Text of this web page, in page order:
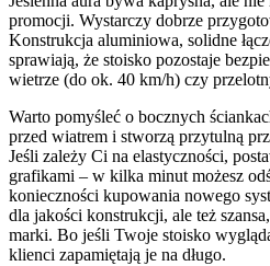
promocji. Wystarczy dobrze
Konstrukcja aluminiowa, solidne
sprawiają, że stoisko pozostaje
wietrze (do ok. 40 km/h) czy
Warto pomyśleć o bocznych
przed wiatrem i stworzą przytulną
Jeśli zależy Ci na elastyczności,
grafikami – w kilka minut możesz
konieczności kupowania nowego
dla jakości konstrukcji, ale też
marki. Bo jeśli Twoje stoisko
klienci zapamiętają je na długo.